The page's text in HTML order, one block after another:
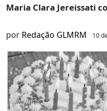
Maria Clara Jereissati
por Redação GLMRM 10